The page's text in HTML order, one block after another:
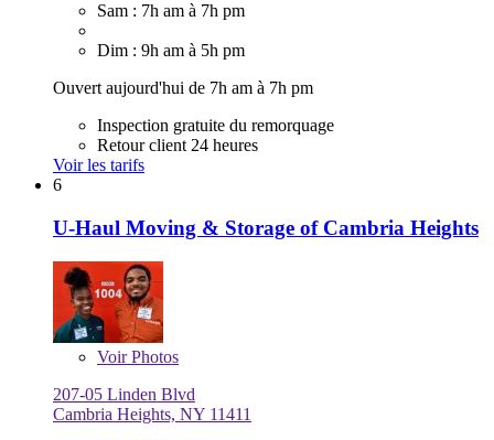
Sam : 7h am à 7h pm
Dim : 9h am à 5h pm
Ouvert aujourd'hui de 7h am à 7h pm
Inspection gratuite du remorquage
Retour client 24 heures
Voir les tarifs
6
U-Haul Moving & Storage of Cambria Heights
VoirPhotos
207-05 Linden Blvd
Cambria Heights, NY 11411